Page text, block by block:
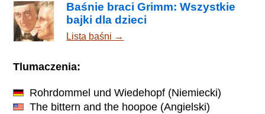
Baśnie braci Grimm: Wszystkie
bajki dla dzieci
Lista baśni →
Tlumaczenia:
Rohrdommel und Wiedehopf (Niemiecki)
The bittern and the hoopoe (Angielski)